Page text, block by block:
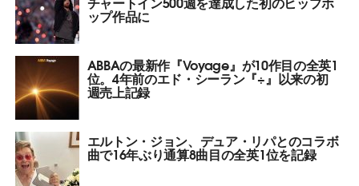
ップ作品に
ABBAの最新作『Voyage』が10作目の全英1
位。4年前のエド・シーラン『÷』以来の初
週売上記録
エルトン・ジョン、デュア・リパとのコラボ
曲で16年ぶり通算8曲目の全英1位を記録